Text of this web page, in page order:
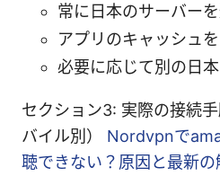
常に日本のサーバー
アプリのキャッシュ
必要に応じて別の日
セクション3: 実際の接続手
バイル別） Nordvpnで
聴できない？原因と最新の